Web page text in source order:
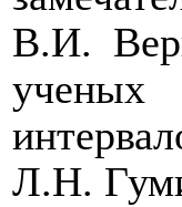
В.И.
ученых
Л.Н.